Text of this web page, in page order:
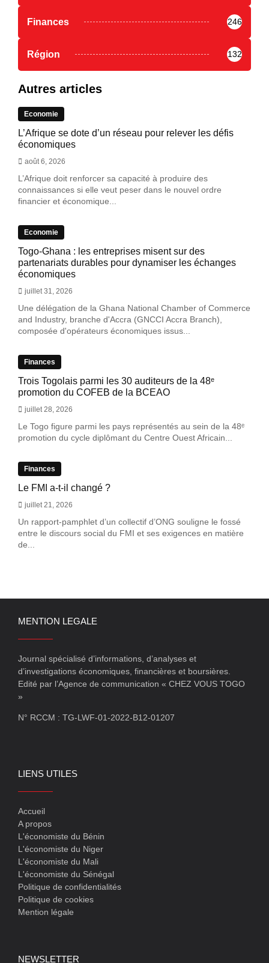
Finances 246
Région 132
Autres articles
Economie
L’Afrique se dote d’un réseau pour relever les défis
économiques
août 6, 2026
L’Afrique doit renforcer sa capacité à produire des
connaissances si elle veut peser dans le nouvel ordre
financier et économique...
Economie
Togo-Ghana : les entreprises misent sur des
partenariats durables pour dynamiser les échanges
économiques
juillet 31, 2026
Une délégation de la Ghana National Chamber of Commerce
and Industry, branche d'Accra (GNCCI Accra Branch),
composée d'opérateurs économiques issus...
Finances
Trois Togolais parmi les 30 auditeurs de la 48ᵉ
promotion du COFEB de la BCEAO
juillet 28, 2026
Le Togo figure parmi les pays représentés au sein de la 48ᵉ
promotion du cycle diplômant du Centre Ouest Africain...
Finances
Le FMI a-t-il changé ?
juillet 21, 2026
Un rapport-pamphlet d’un collectif d’ONG souligne le fossé
entre le discours social du FMI et ses exigences en matière
de...
MENTION LEGALE
Journal spécialisé d’informations, d’analyses et
d’investigations économiques, financières et boursières.
Edité par l’Agence de communication « CHEZ VOUS TOGO
»
N° RCCM : TG-LWF-01-2022-B12-01207
LIENS UTILES
Accueil
A propos
L'économiste du Bénin
L'économiste du Niger
L'économiste du Mali
L'économiste du Sénégal
Politique de confidentialités
Politique de cookies
Mention légale
NEWSLETTER